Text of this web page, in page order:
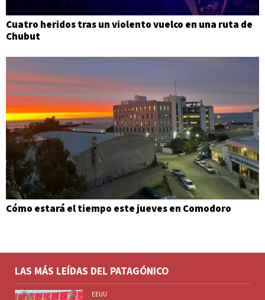
Cuatro heridos tras un violento vuelco en una ruta de
Chubut
Cómo estará el tiempo este jueves en Comodoro
LAS MÁS LEÍDAS DEL PATAGÓNICO
EEUU